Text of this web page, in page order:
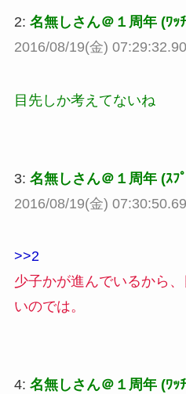
2: 名無しさん＠１周年 (ﾜｯ
2016/08/19(金)
目先しか考えてないね
3: 名無しさん＠１周年 (ｽﾌ
2016/08/19(金)
>>2
少子かが進んでいるから
いのでは。
4: 名無しさん＠１周年 (ﾜｯ